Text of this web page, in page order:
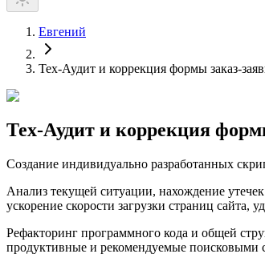
Евгений
Тех-Аудит и коррекция формы заказ-
Тех-Аудит и коррекция
Создание индивидуально разработанных
Анализ текущей ситуации, нахождение
ускорение скорости загрузки страниц
Рефакторинг программного кода и общей
продуктивные и рекомендуемые поисковыми